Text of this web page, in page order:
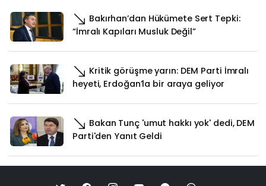
Bakırhan’dan Hükümete Sert Tepki:
“İmralı Kapıları Musluk Değil”
Kritik görüşme yarın: DEM Parti İmralı
heyeti, Erdoğan’la bir araya geliyor
Bakan Tunç 'umut hakkı yok' dedi, DEM
Parti'den Yanıt Geldi